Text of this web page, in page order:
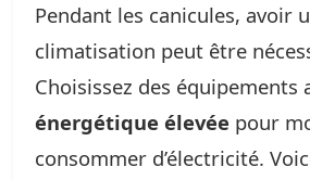
Pendant les canicules, avoir
climatisation peut être
Choisissez des équipements
énergétique élevée pour
consommer d’électricité.